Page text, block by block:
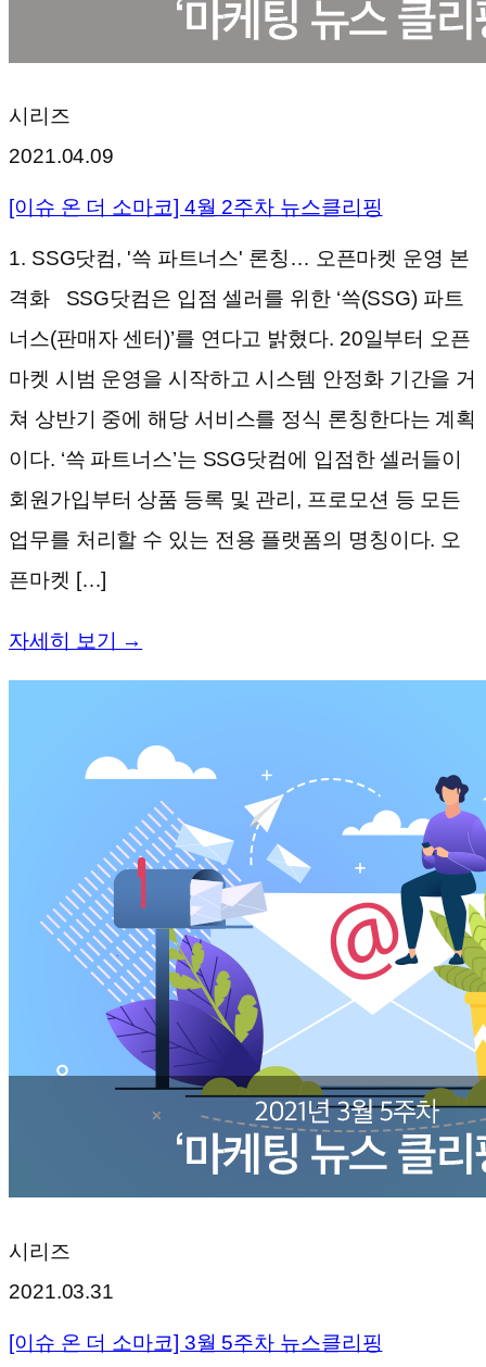
시리즈
2021.04.09
[이슈 온 더 소마코] 4월 2주차 뉴스클리핑
1. SSG닷컴, '쓱 파트너스' 론칭… 오픈마켓 운영 본
격화 SSG닷컴은 입점 셀러를 위한 ‘쓱(SSG) 파트
너스(판매자 센터)’를 연다고 밝혔다. 20일부터 오픈
마켓 시범 운영을 시작하고 시스템 안정화 기간을 거
쳐 상반기 중에 해당 서비스를 정식 론칭한다는 계획
이다. ‘쓱 파트너스’는 SSG닷컴에 입점한 셀러들이
회원가입부터 상품 등록 및 관리, 프로모션 등 모든
업무를 처리할 수 있는 전용 플랫폼의 명칭이다. 오
픈마켓 […]
자세히 보기 →
시리즈
2021.03.31
[이슈 온 더 소마코] 3월 5주차 뉴스클리핑